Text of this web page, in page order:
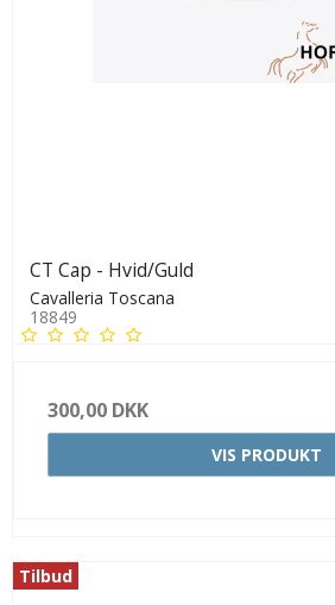
CT Cap - Hvid/Guld
Cavalleria Toscana
18849
300,00 DKK
VIS PRODUKT
Tilbud